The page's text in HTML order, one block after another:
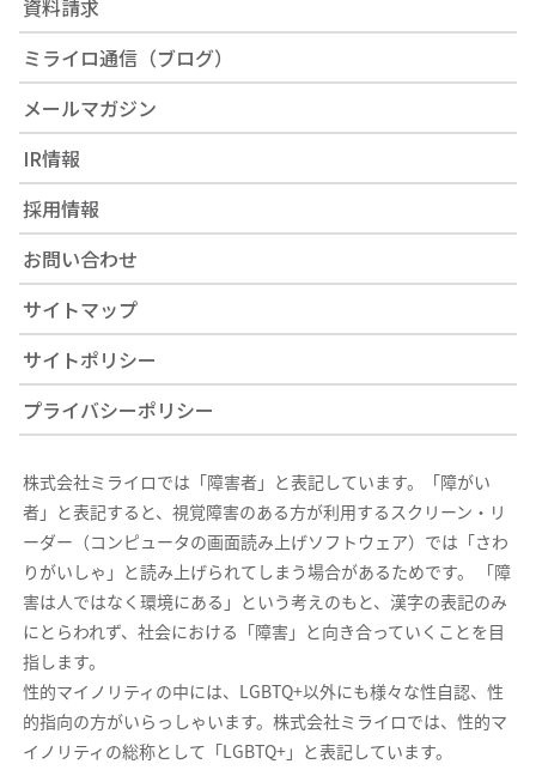
資料請求
ミライロ通信（ブログ）
メールマガジン
IR情報
採用情報
お問い合わせ
サイトマップ
サイトポリシー
プライバシーポリシー
株式会社ミライロでは「障害者」と表記しています。「障がい
者」と表記すると、視覚障害のある方が利用するスクリーン・リ
ーダー（コンピュータの画面読み上げソフトウェア）では「さわ
りがいしゃ」と読み上げられてしまう場合があるためです。 「障
害は人ではなく環境にある」という考えのもと、漢字の表記のみ
にとらわれず、社会における「障害」と向き合っていくことを目
指します。
性的マイノリティの中には、LGBTQ+以外にも様々な性自認、性
的指向の方がいらっしゃいます。株式会社ミライロでは、性的マ
イノリティの総称として「LGBTQ+」と表記しています。